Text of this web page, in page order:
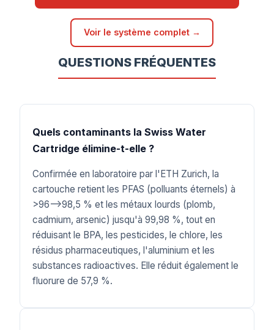
Voir le système complet →
QUESTIONS FRÉQUENTES
Quels contaminants la Swiss Water
Cartridge élimine-t-elle ?
Confirmée en laboratoire par l'ETH Zurich, la
cartouche retient les PFAS (polluants éternels) à
>96–>98,5 % et les métaux lourds (plomb,
cadmium, arsenic) jusqu'à 99,98 %, tout en
réduisant le BPA, les pesticides, le chlore, les
résidus pharmaceutiques, l'aluminium et les
substances radioactives. Elle réduit également le
fluorure de 57,9 %.